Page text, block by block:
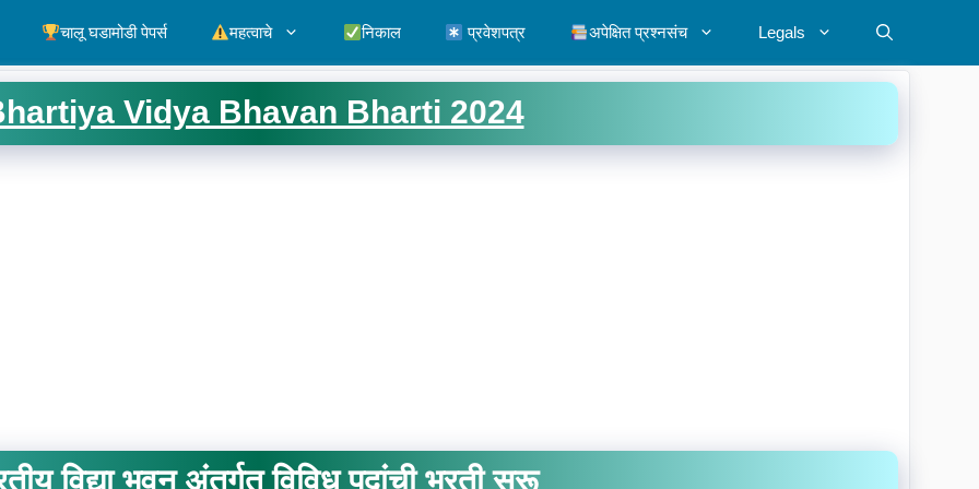
चालू घडामोडी पेपर्स महत्वाचे निकाल प्रवेशपत्र अपेक्षित प्रश्नसंच Legals
Vidya Bhavan Bharti 2024
विद्या भवन अंतर्गत विविध पदांची भरती सुरू